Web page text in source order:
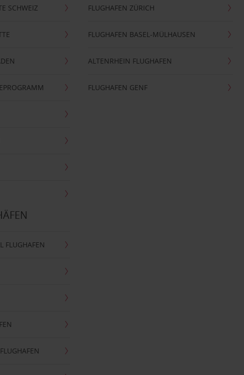
SCHWEIZ FLUGHAFEN ZÜRICH
FLUGHAFEN BASEL-MÜLHAUSEN
ALTENRHEIN FLUGHAFEN
FLUGHAFEN GENF
FLUGHAFEN